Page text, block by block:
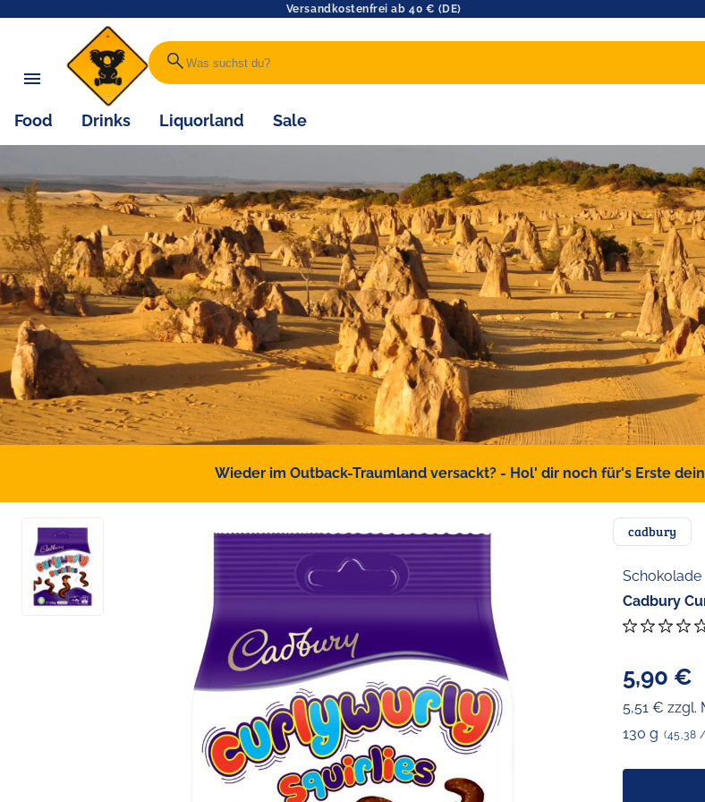
Versandkostenfrei ab 40 € (DE)
search
Food Drinks Liquorland Sale
Wieder im Outback-Traumland versackt? - Hol' dir noch für's Erste
cadbury
Schokolade
Cadbury
5,90 €
5,51 € zzgl.
130 g (45,38